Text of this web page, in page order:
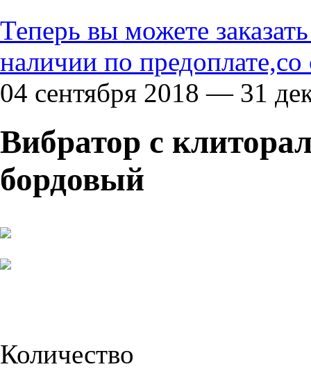
Теперь вы можете
наличии по предоплате,со
04 сентября 2018 — 31
Вибратор с
бордовый
Количество